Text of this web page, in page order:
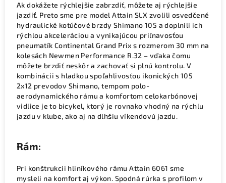
Ak dokážete rýchlejšie zabrzdiť, môžete aj rýchlejšie
jazdiť. Preto sme pre model Attain SLX zvolili osvedčené
hydraulické kotúčové brzdy Shimano 105 a doplnili ich
rýchlou akceleráciou a vynikajúcou priľnavosťou
pneumatík Continental Grand Prix s rozmerom 30 mm na
kolesách Newmen Performance R.32 – vďaka čomu
môžete brzdiť neskôr a zachovať si plnú kontrolu. V
kombinácii s hladkou spoľahlivosťou ikonických 105
2x12 prevodov Shimano, tempom polo-
aerodynamického rámu a komfortom celokarbónovej
vidlice je to bicykel, ktorý je rovnako vhodný na rýchlu
jazdu v klube, ako aj na dlhšiu víkendovú jazdu.
Rám:
Pri konštrukcii hliníkového rámu Attain 6061 sme
mysleli na komfort aj výkon. Spodná rúrka s profilom v